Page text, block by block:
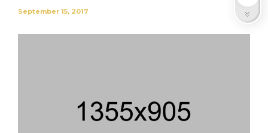
September 15, 2017
Light